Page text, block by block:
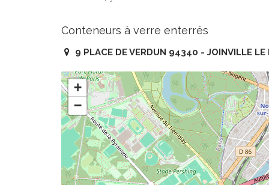
Conteneurs à verre enterrés
9 PLACE DE VERDUN 94340 - JOINVILLE LE
+
−